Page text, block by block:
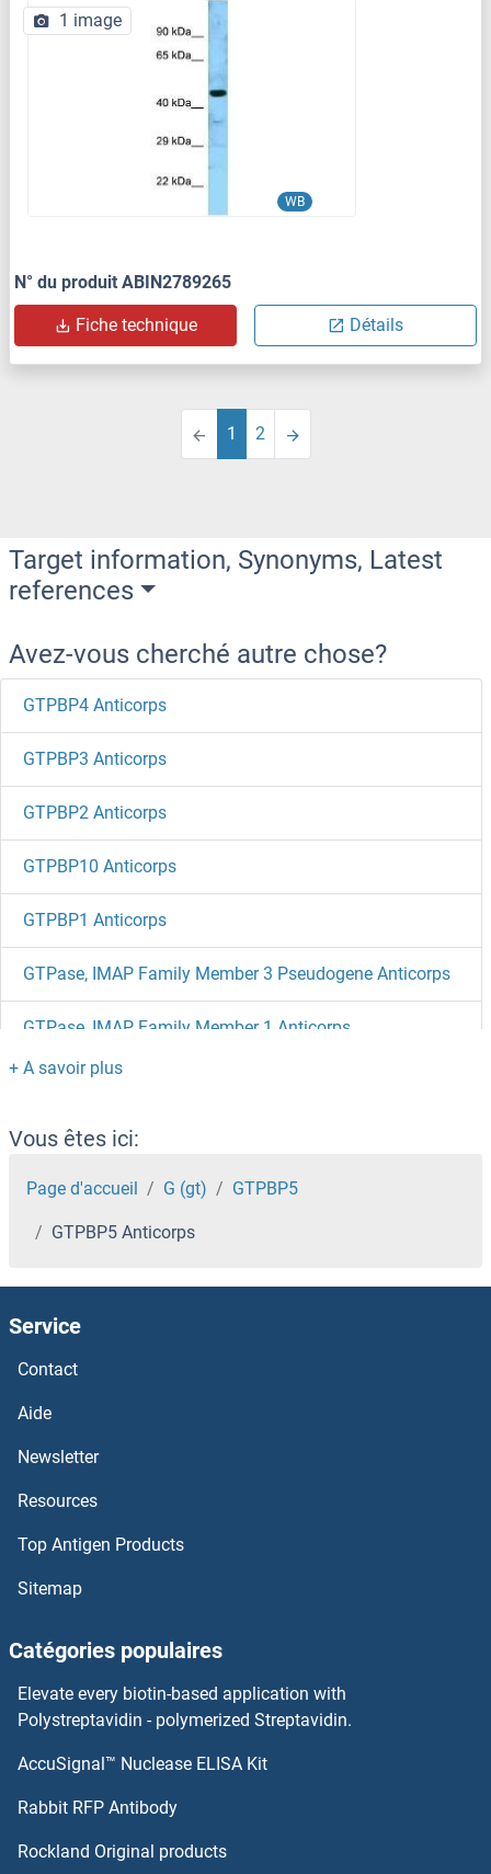
WB
1 image
N° du produit ABIN2789265
Fiche technique Détails
1 2
Target information, Synonyms, Latest
references
Avez-vous cherché autre chose?
GTPBP4 Anticorps
GTPBP3 Anticorps
GTPBP2 Anticorps
GTPBP10 Anticorps
GTPBP1 Anticorps
GTPase, IMAP Family Member 3 Pseudogene Anticorps
GTPase, IMAP Family Member 1 Anticorps
GTPase NRas Anticorps
GTF3C6 Anticorps
GTF3C5 Anticorps
GTF3C4 Anticorps
GTF3A Anticorps
GTF2IRD2B Anticorps
GTF2IRD2 Anticorps
GTF2H4 Anticorps
GTPBP6 Anticorps
Vous êtes ici:
Page d'accueil G (gt) GTPBP5
GTPBP5 Anticorps
Service
Contact
Aide
Newsletter
Resources
Top Antigen Products
Sitemap
Catégories populaires
Elevate every biotin-based application with
Polystreptavidin - polymerized Streptavidin.
AccuSignal™ Nuclease ELISA Kit
Rabbit RFP Antibody
Rockland Original products